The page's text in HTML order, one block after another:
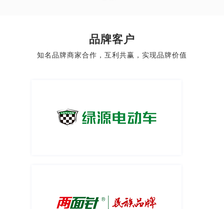
品牌客户
知名品牌商家合作，互利共赢，实现品牌价值